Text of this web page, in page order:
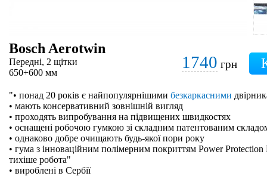
Bosch Aerotwin
Передні, 2 щітки
650+600 мм
1740 грн
"• понад 20 років є найпопулярнішими безкаркасними
• мають консервативний зовнішній вигляд
• проходять випробування на підвищених швидкостях
• оснащені робочою гумкою зі складним патентованим
• однаково добре очищають будь-якої пори року
• гума з інноваційним полімерним покриттям Power
тихіше робота"
• вироблені в Сербії